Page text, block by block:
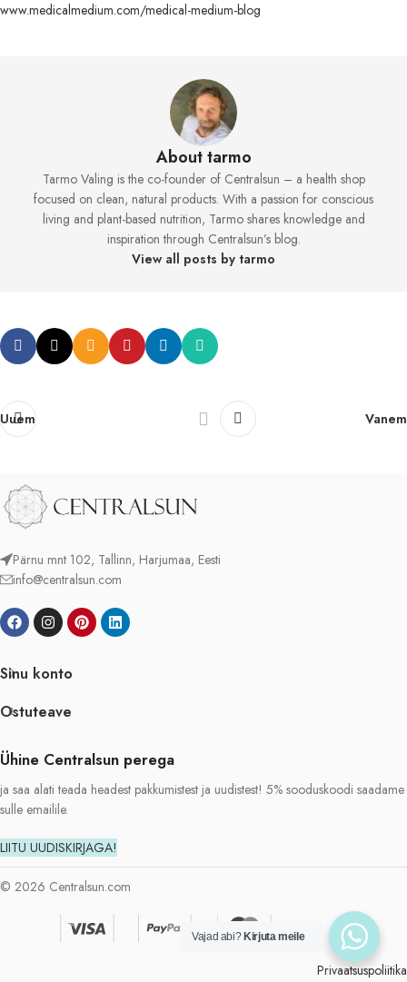
www.medicalmedium.com/medical-medium-blog
About tarmo
Tarmo Valing is the co-founder of Centralsun – a health shop
focused on clean, natural products. With a passion for conscious
living and plant-based nutrition, Tarmo shares knowledge and
inspiration through Centralsun’s blog.
View all posts by tarmo
Uuem Vanem
Pärnu mnt 102, Tallinn, Harjumaa, Eesti
info@centralsun.com
Sinu konto
Ostuteave
Ühine Centralsun perega
ja saa alati teada headest pakkumistest ja uudistest! 5% sooduskoodi saadame
sulle emailile.
LIITU UUDISKIRJAGA!
© 2026 Centralsun.com
Privaatsuspoliitika
Vajad abi? Kirjuta meile